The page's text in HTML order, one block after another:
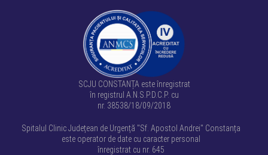
SCJU CONSTANȚA este înregistrat
în registrul A.N.S.P.D.C.P. cu
nr. 38538/18/09/2018
Spitalul Clinic Județean de Urgență "Sf. Apostol Andrei" Constanța
este operator de date cu caracter personal
înregistrat cu nr. 645